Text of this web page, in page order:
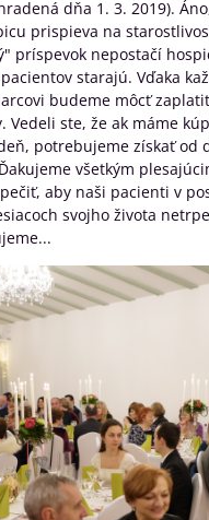
dňa 1. 3. 2019).
prispieva na
príspevok nepostačí
starajú. Vďaka
budeme môcť
Vedeli ste, že ak máme
potrebujeme získať od
všetkým
aby naši pacienti v
svojho života